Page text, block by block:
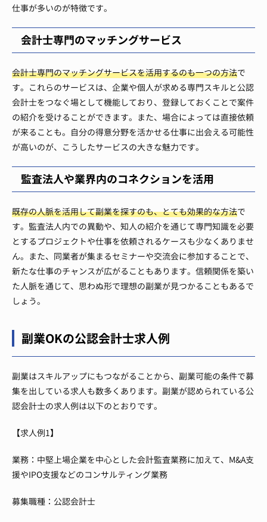
仕事が多いのが特徴です。
会計士専門のマッチングサービス
会計士専門のマッチングサービスを活用するのも一つの方法で
す。これらのサービスは、企業や個人が求める専門スキルと公認
会計士をつなぐ場として機能しており、登録しておくことで案件
の紹介を受けることができます。また、場合によっては直接依頼
が来ることも。自分の得意分野を活かせる仕事に出会える可能性
が高いのが、こうしたサービスの大きな魅力です。
監査法人や業界内のコネクションを活用
既存の人脈を活用して副業を探すのも、とても効果的な方法で
す。監査法人内での異動や、知人の紹介を通じて専門知識を必要
とするプロジェクトや仕事を依頼されるケースも少なくありませ
ん。また、同業者が集まるセミナーや交流会に参加することで、
新たな仕事のチャンスが広がることもあります。信頼関係を築い
た人脈を通じて、思わぬ形で理想の副業が見つかることもあるで
しょう。
副業OKの公認会計士求人例
副業はスキルアップにもつながることから、副業可能の条件で募
集を出している求人も数多くあります。副業が認められている公
認会計士の求人例は以下のとおりです。
【求人例1】
業務：中堅上場企業を中心とした会計監査業務に加えて、M&A支
援やIPO支援などのコンサルティング業務
募集職種：公認会計士